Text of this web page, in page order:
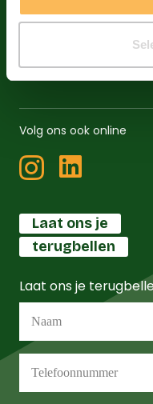
Klachtenprocedure
Volg ons ook online
Laat ons je
terugbellen
Laat ons je